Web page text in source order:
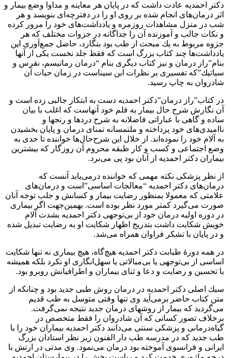
دكتر احمديه عادت داشت كه در پايان هر معاينه و مداوا وضع بيمار و
اثر درمان‌هاى انجام شده بر روى او را در دفترچه‌اى بنويسد و هر
شب در منزل مشاهدات روزمره و يادداشت‌هاى خود را مرور كرده
و نكات جالب و آموزنده آن را جداگانه در جزوات مختلف كه هر
جزوه مربوط به يك مبحث از طب بود بنگارد، حاصل جمع‌آورى اين
يادداشت‌ها چند كتاب بزرگ است كه فقط جلد نخست يكى از آنها
بنام”راز درمان و نيز كتاب ديگرى بنام “درمان رماتيسم، نقرس و
سياتيك”كه تفسيرى بر نظرات ابن سيناست در زمان حيات آن
شادروان به چاپ رسيد.
در كتاب”راز درمان”دكتر احمديه دست به ابتكار جالبى زده است و
آن نگارش شرح حال بيمار به قلم خود آنهاست كه اغلب با بيان
ساده و گاهى با عباراتى فاضلانه به شرح دردها و رنجها و
نااميدى‌هاى خود پرداخته و ملتمسانه تمناى درمان و پايان بخشيدن
به آلام خود را نموده‌اند. از خلال اين شرح‌حال‌ها خواننده تا حدى به
وضع اجتماعى و كسب و كار طبقه محروم آن روزگار كه بيشترين
بيماران دكتر احمديه از آنان بود پى مى‌برد.
از نظر پزشكى نكته مهمى كه خواننده درمى‌يابد آنست كه
درمان‌هاى دكتر احمديه “معالجات اساسى”است و درمان‌هاى
علامتى كه معمولا بمنظور رضايت بيمار و كسانش و جلب توجه آنان
صورت مى‌گيرد كمتر مورد نظر بوده است. بهمين‌جهت اگر بيمارى
در دوره اوليه درمان خود از بى‌توجهى دكتر احمديه بشدت آلام
خويش شكايت داشت بتدريج اظهار شكايت او به رضايت تبديل شده
و در پايان با تشكر فراوان همراه مى‌شد.
در همه دورۀ طبابت دكتر احمديه هيچ‌گاه، هيچ بيمارى نه تنها شكايت
اساسى از بى‌توجهى يا بى‌مبالاتى يا سهل‌انگارى او نكرد بلكه هميشه
با تحسين و رضايت و دعا و ثناى بيماران و اطرافيانش روبرو بود.
سبك اصلى دكتر احمديه در درمان روش طبى جديد بود و چنانكه از
متن كتاب حاضر برمى‌آيد وى تنها وقتى متوسل به طب قديم
مى‌گرديد كه بيمار از روشهاى درمان جديد نتيجه نمى‌گرفت.
برخلاف تصور كسانى كه آن شادروان را فقط متخصص در
گياه‌درمانى و پزشكى سنتى مى‌دانند دكتر احمديه بيماران خود را با
طب جديد كه در مدرسه طب دار الفنون زير نظر استادان بزرگ
ايرانى و فرانسوى آموخته بود درمان مى‌نمود. وى مدتى در ارتش با